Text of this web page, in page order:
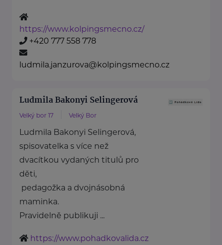
https://www.kolpingsmecno.cz/
+420 777 558 778
ludmila.janzurova@kolpingsmecno.cz
Ludmila Bakonyi Selingerová
Velký bor 17 Velký Bor
Ludmila Bakonyi Selingerová,
spisovatelka s více než
dvacítkou vydaných titulů pro
děti,
pedagožka a dvojnásobná
maminka.
Pravidelně publikuji ...
https://www.pohadkovalida.cz